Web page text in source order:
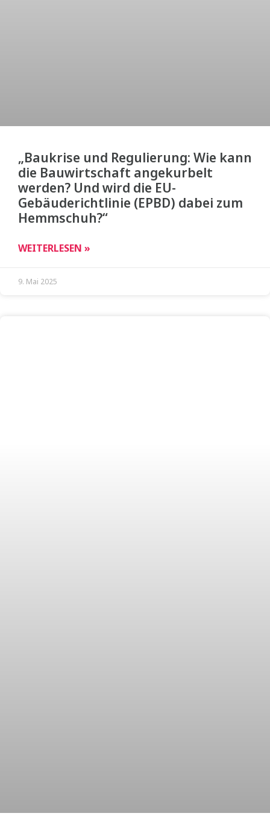
„Baukrise und Regulierung: Wie kann
die Bauwirtschaft angekurbelt
werden? Und wird die EU-
Gebäuderichtlinie (EPBD) dabei zum
Hemmschuh?“
WEITERLESEN »
9. Mai 2025